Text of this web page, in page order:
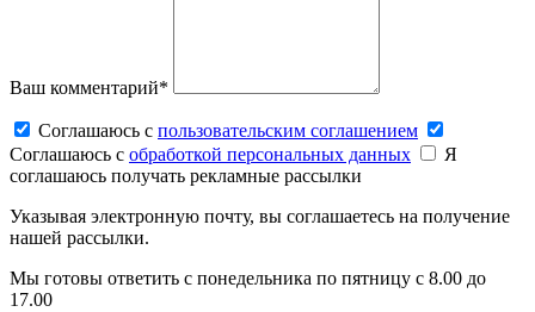
Ваш комментарий*
Соглашаюсь c пользовательским соглашением
Соглашаюсь c обработкой персональных данных
Я
соглашаюсь получать рекламные рассылки
Указывая электронную почту, вы соглашаетесь на получение
нашей рассылки.
Мы готовы ответить с понедельника по пятницу с 8.00 до
17.00